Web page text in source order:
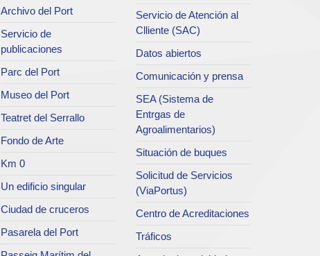
Archivo del Port
Servicio de
publicaciones
Parc del Port
Museo del Port
Teatret del Serrallo
Fondo de Arte
Km 0
Un edificio singular
Ciudad de cruceros
Pasarela del Port
Servicio de Atención al
Clliente (SAC)
Datos abiertos
Comunicación y prensa
SEA (Sistema de
Entrgas de
Agroalimentarios)
Situación de buques
Solicitud de Servicios
(ViaPortus)
Centro de Acreditaciones
Tráficos